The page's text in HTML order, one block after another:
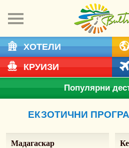
ХОТЕЛИ
КРУИЗИ
Популярни
ЕКЗОТИЧНИ
Мадагаскар